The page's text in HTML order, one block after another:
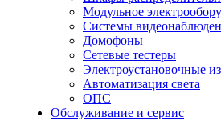
Модульное
Системы
Домофоны
Сетевые тестеры
Электроустановочные
Автоматизация света
ОПС
Обслуживание и сервис